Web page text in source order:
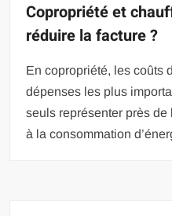
Copropriété et
réduire la facture ?
En copropriété, les coûts
dépenses les plus
seuls représenter près
à la consommation